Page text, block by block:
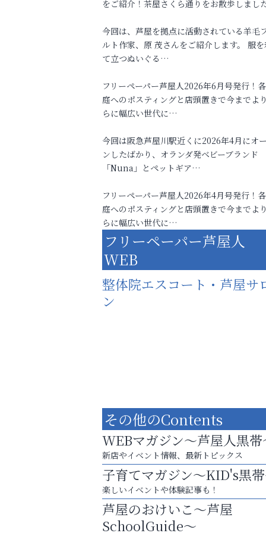
をご紹介！茶屋さくら通りをお散歩しまし
今回は、芦屋を拠点に活動されている羊毛
ルト作家、原 茂さんをご紹介します。 服を
て立つぬいぐる…
フリーペーパー芦屋人2026年6月号発行！
庭へのポスティングと店頭置きで今までよ
らに幅広い世代に…
今回は阪急芦屋川駅近くに2026年4月にオ
ンしたばかり、オランダ発ベビーブランド
「Nuna」とペットギア…
フリーペーパー芦屋人2026年4月号発行！
庭へのポスティングと店頭置きで今までよ
らに幅広い世代に…
フリーペーパー芦屋人
WEB
整体院エスコート・芦屋サ
ン
猫背･側弯、背骨の歪みを
整えませんか？
その他のContents
WEBマガジン～芦屋人黒帯
新店やイベント情報、最新トピックス
子育てマガジン～KID's黒
楽しいイベントや体験記事も！
芦屋のおけいこ～芦屋
SchoolGuide～